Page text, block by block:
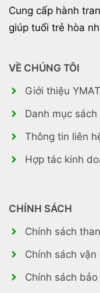
Cung cấp hành
giúp tuổi trẻ hòa
VỀ CHÚNG TÔI
Giới thiệu
Danh mục sách
Thông tin liên
Hợp tác kinh
CHÍNH SÁCH
Chính sách
Chính sách vận
Chính sách